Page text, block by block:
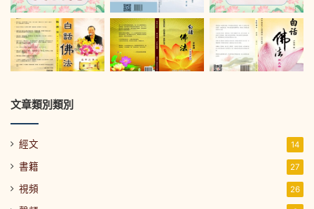
文章類別類別
經文 14
書籍 27
視頻 26